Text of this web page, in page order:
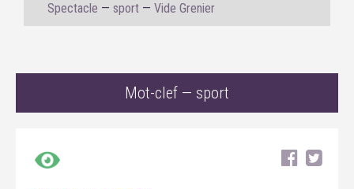
Spectacle
sport Vide Grenier
Mot-clef — sport